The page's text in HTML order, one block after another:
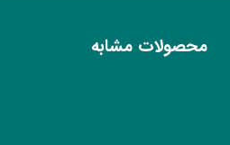
محصولات مشابه